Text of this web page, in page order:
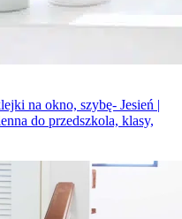
na okno, szybę- Jesień |
do przedszkola, klasy,